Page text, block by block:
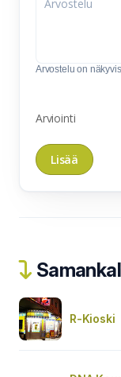
Arvostelu on
Arviointi
R-Kioski